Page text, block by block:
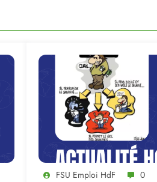
FSU Emploi HdF 0